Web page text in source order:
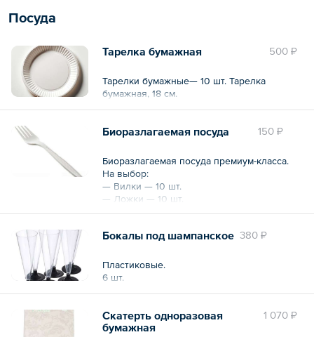
Посуда
500 ₽
Тарелка бумажная
Тарелки бумажные— 10 шт. Тарелка
бумажная, 18 см.
150 ₽
Биоразлагаемая посуда
Биоразлагаемая посуда премиум-класса.
На выбор:
— Вилки — 10 шт.
— Ложки — 10 шт.
— Ножи — 10 шт.
380 ₽
Бокалы под шампанское
Пластиковые.
6 шт.
1 070 ₽
Скатерть одноразовая
бумажная